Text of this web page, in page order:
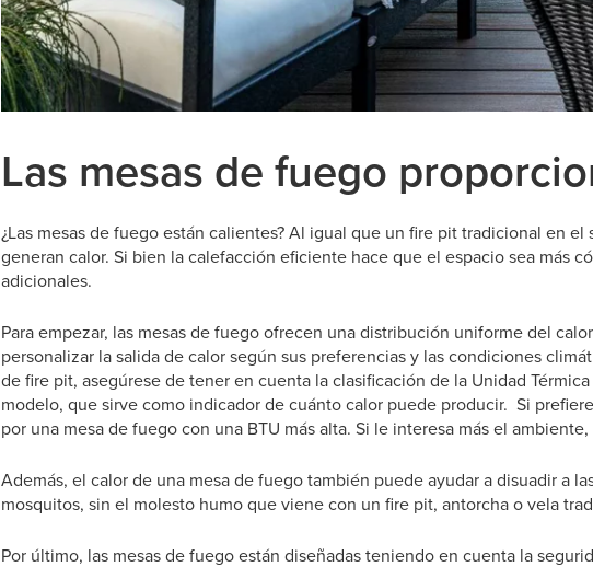
Las mesas de fuego
¿Las mesas de fuego están calientes? Al igual que un fire pit tradicional en el
generan calor. Si bien la calefacción eficiente hace que el espacio sea más
adicionales.
Para empezar, las mesas de fuego ofrecen una distribución uniforme del
personalizar la salida de calor según sus preferencias y las condiciones
de fire pit, asegúrese de tener en cuenta la clasificación de la Unidad
modelo, que sirve como indicador de cuánto calor puede producir. Si
por una mesa de fuego con una BTU más alta. Si le interesa más el
Además, el calor de una mesa de fuego también puede ayudar a disuadir a
mosquitos, sin el molesto humo que viene con un fire pit, antorcha o vela
Por último, las mesas de fuego están diseñadas teniendo en cuenta la